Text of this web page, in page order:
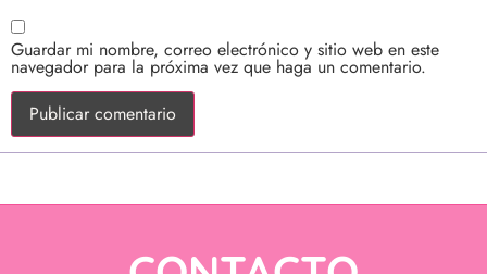
Guardar mi nombre, correo electrónico y sitio web en este
navegador para la próxima vez que haga un comentario.